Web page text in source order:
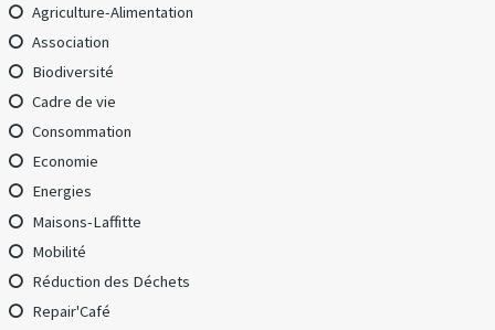
Agriculture-Alimentation
Association
Biodiversité
Cadre de vie
Consommation
Economie
Energies
Maisons-Laffitte
Mobilité
Réduction des Déchets
Repair'Café